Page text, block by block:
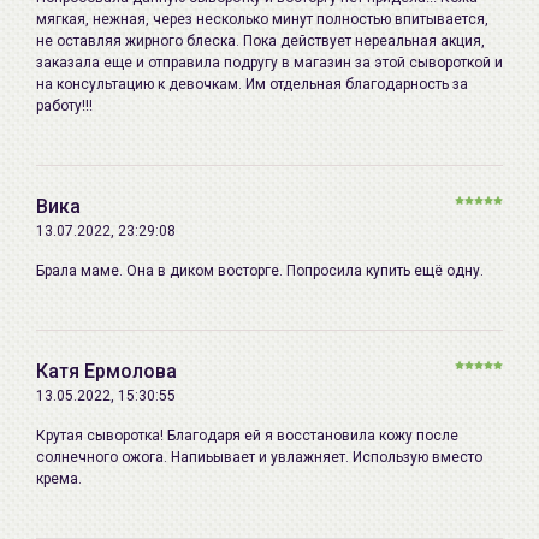
поврежденного барьерного слоя кожи, в зонах с
отслоившимися чешуйками, MLE® распределяется в
роговом слое и сливается с межклеточными
липидами, благодаря схожей структуре легко
барьера кожи - позволяет коже успешно удерживать
уровень увлажненности, помогает защитить кожу от
воздействия вредных факторов окружающей среды.
также смягчает и разглаживает сухую, огрубевшую
кожу. Компонент MLE® насыщенный, нежирный, не
липкий и быстро впитывается.
Аутентификация технологии MLE®:
• Патенты: Корея (KR 1999-0003541); США
TRIGLYCERIDE
Дата
производства:
смотрите на упаковке (ггггммдд)
Производитель:
Neopharm Co.,Ltd., 309-8, Techno 2-
of Korea, Республика Корея
Беларусь:
Беларусь, 220113 Минск,
ул.Мележа, д.5, корп.1, пом.233.
group@allcosmetics.by
мягкая, нежная, через несколько минут полностью впитывается,
не оставляя жирного блеска. Пока действует нереальная акция,
заказала еще и отправила подругу в магазин за этой сывороткой и
на консультацию к девочкам. Им отдельная благодарность за
работу!!!
Вика
13.07.2022, 23:29:08
Брала маме. Она в диком восторге. Попросила купить ещё одну.
Катя Ермолова
13.05.2022, 15:30:55
Крутая сыворотка! Благодаря ей я восстановила кожу после
солнечного ожога. Напиьывает и увлажняет. Использую вместо
крема.